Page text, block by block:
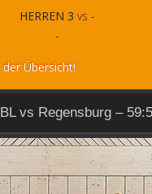
HERREN 3 vs -
-
Übersicht!
vs Regensburg –